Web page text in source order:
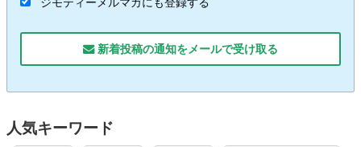
新着投稿の通知をメールで受け取る
人気キーワード